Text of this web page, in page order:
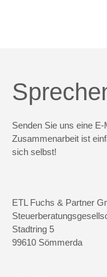
Senden Sie uns eine
Zusammenarbeit ist
sich selbst!
ETL Fuchs & Partner
Stadtring 5
99610 Sömmerda